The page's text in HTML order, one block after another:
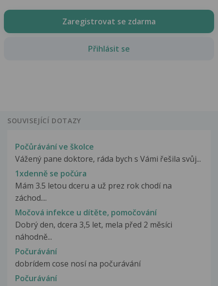
Zaregistrovat se zdarma
Přihlásit se
SOUVISEJÍCÍ DOTAZY
Počůrávání ve školce
Vážený pane doktore, ráda bych s Vámi řešila svůj...
1xdenně se počúra
Mám 3.5 letou dceru a už prez rok chodí na
záchod....
Močová infekce u dítěte, pomočování
Dobrý den, dcera 3,5 let, mela před 2 měsíci
náhodně...
Počurávání
dobrídem cose nosí na počurávání
Počurávání